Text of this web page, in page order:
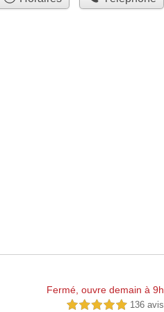
Fermé, ouvre demain à 9h
5,0 étoiles sur 5 136 avis